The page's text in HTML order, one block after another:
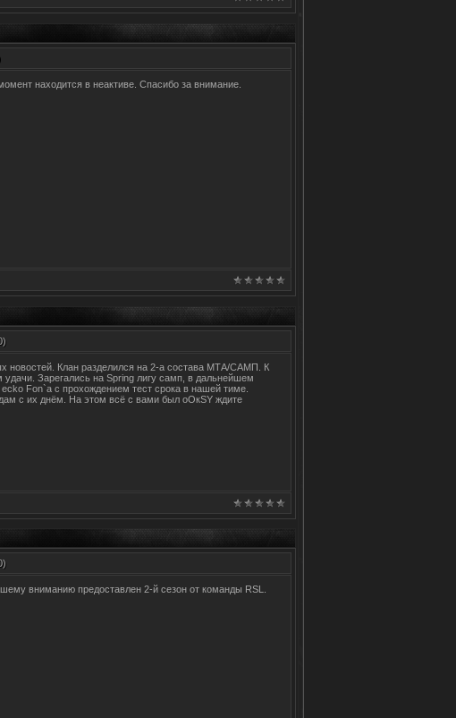
находится в неактиве. Спасибо за внимание.
новостей. Клан разделился на 2-а состава МТА/САМП. К
Зарегались на Spring лигу cамп, в дальнейшем
Fon`a c прохождением тест срока в нашей тиме.
с их днём. На этом всё с вами был оОкSY ждите
вниманию предоставлен 2-й сезон от команды RSL.